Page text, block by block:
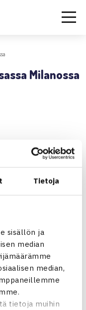
Tietoja
sisällön ja
median
median,
tietoja muihin
Milanossa
Tristan-
A-kategorian ITF-
Italiassa.
Romaniassa… →